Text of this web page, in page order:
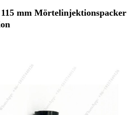
mm Mörtelinjektionspacker